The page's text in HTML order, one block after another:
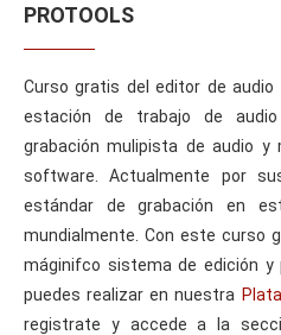
PROTOOLS
Curso gratis del editor de
estación de trabajo de
grabación mulipista de audio y
software. Actualmente por
estándar de grabación en
mundialmente. Con este curso
máginifco sistema de edición y
puedes realizar en nuestra
registrate y accede a la